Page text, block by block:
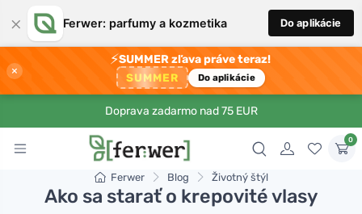
× Ferwer: parfumy a kozmetika Do aplikácie
×
⚡SUMMER zľava práve teraz!
SUMMER Do aplikácie
Doprava zadarmo nad 75 EUR
0
Ferwer Blog Životný štýl
Ako sa starať o krepovité vlasy